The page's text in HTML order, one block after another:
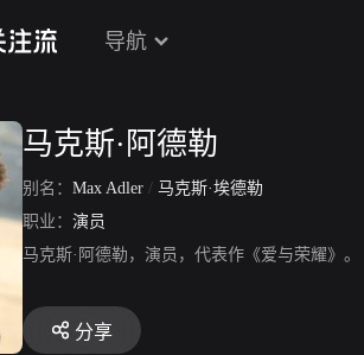
导航
马克斯·阿德勒
别名： Max Adler / 马克斯·埃德勒
职业： 演员
马克斯·阿德勒，演员，代表作《爱与荣耀》。
分享